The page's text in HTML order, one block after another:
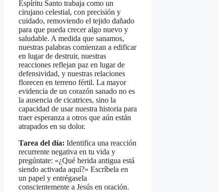
Espíritu Santo trabaja como un
cirujano celestial, con precisión y
cuidado, removiendo el tejido dañado
para que pueda crecer algo nuevo y
saludable. A medida que sanamos,
nuestras palabras comienzan a edificar
en lugar de destruir, nuestras
reacciones reflejan paz en lugar de
defensividad, y nuestras relaciones
florecen en terreno fértil. La mayor
evidencia de un corazón sanado no es
la ausencia de cicatrices, sino la
capacidad de usar nuestra historia para
traer esperanza a otros que aún están
atrapados en su dolor.
Tarea del día: Identifica una reacción
recurrente negativa en tu vida y
pregúntate: «¿Qué herida antigua está
siendo activada aquí?» Escríbela en
un papel y entrégasela
conscientemente a Jesús en oración.